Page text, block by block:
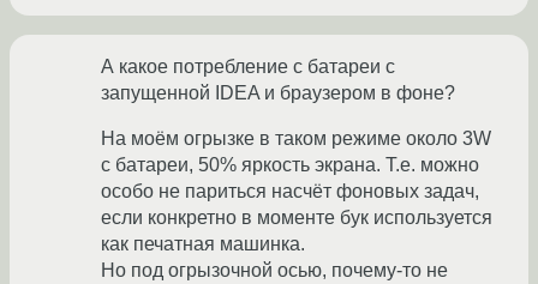
А какое потребление с батареи с
запущенной IDEA и браузером в фоне?
На моём огрызке в таком режиме около 3W
с батареи, 50% яркость экрана. Т.е. можно
особо не париться насчёт фоновых задач,
если конкретно в моменте бук используется
как печатная машинка.
Но под огрызочной осью, почему-то не